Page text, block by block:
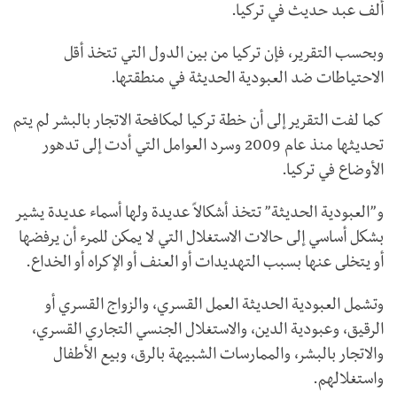
ألف عبد حديث في تركيا.
وبحسب التقرير، فإن تركيا من بين الدول التي تتخذ أقل
الاحتياطات ضد العبودية الحديثة في منطقتها.
كما لفت التقرير إلى أن خطة تركيا لمكافحة الاتجار بالبشر لم يتم
تحديثها منذ عام 2009 وسرد العوامل التي أدت إلى تدهور
الأوضاع في تركيا.
و”العبودية الحديثة” تتخذ أشكالاً عديدة ولها أسماء عديدة يشير
بشكل أساسي إلى حالات الاستغلال التي لا يمكن للمرء أن يرفضها
أو يتخلى عنها بسبب التهديدات أو العنف أو الإكراه أو الخداع.
وتشمل العبودية الحديثة العمل القسري، والزواج القسري أو
الرقيق، وعبودية الدين، والاستغلال الجنسي التجاري القسري،
والاتجار بالبشر، والممارسات الشبيهة بالرق، وبيع الأطفال
واستغلالهم.